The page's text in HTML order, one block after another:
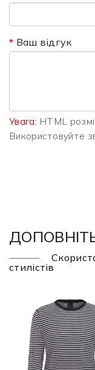
Ваш відгук
Увага: HTML
Використовуйте
стилістів